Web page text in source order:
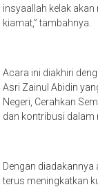
insyaallah kelak
kiamat,” tambahnya.
Acara ini diakhiri
Asri Zainul Abidin
Negeri, Cerahkan
dan kontribusi dalam
Dengan
terus meningkatkan